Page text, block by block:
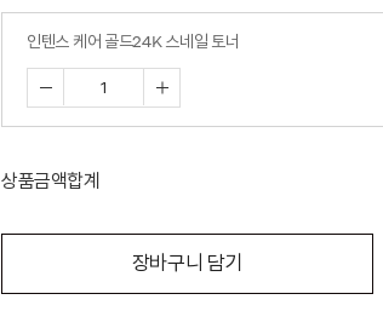
인텐스 케어 골드24K 스네일 토너
상품금액합계
장바구니 담기